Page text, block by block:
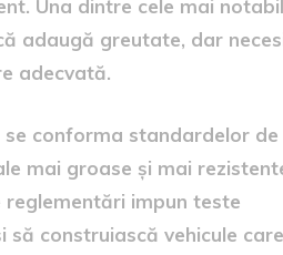
Una dintre cele mai
adaugă greutate, dar
adecvată.
conforma standardelor de
mai groase și mai
reglementări impun teste
construiască vehicule